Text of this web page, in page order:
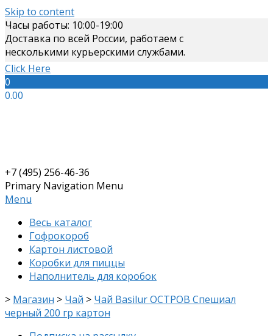
Skip to content
Часы работы: 10:00-19:00
Доставка по всей России, работаем с
несколькими курьерскими службами.
Click Here
0
0.00
+7 (495) 256-46-36
Primary Navigation Menu
Menu
Весь каталог
Гофрокороб
Картон листовой
Коробки для пиццы
Наполнитель для коробок
> Магазин > Чай > Чай Basilur ОСТРОВ Спешиал
черный 200 гр картон